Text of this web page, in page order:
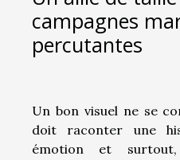
campagnes
percutantes
Un bon visuel ne se
doit raconter une
émotion et